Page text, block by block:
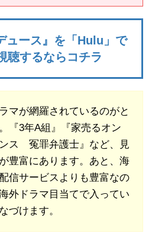
ュース』を「Hulu」で
聴するならコチラ
マが網羅されているのがと
『3年A組』『家売るオン
ス 冤罪弁護士』など、見
豊富にあります。あと、海
信サービスよりも豊富なの
外ドラマ目当てで入ってい
づけます。